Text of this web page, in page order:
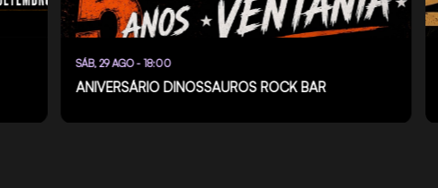
SÁB, 29 AGO - 18:00
ANIVERSÁRIO DINOSSAUROS ROCK BAR